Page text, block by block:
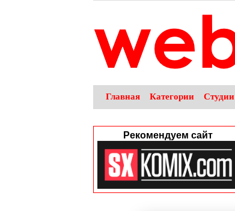
Главная Категории Студии
Рекомендуем сайт